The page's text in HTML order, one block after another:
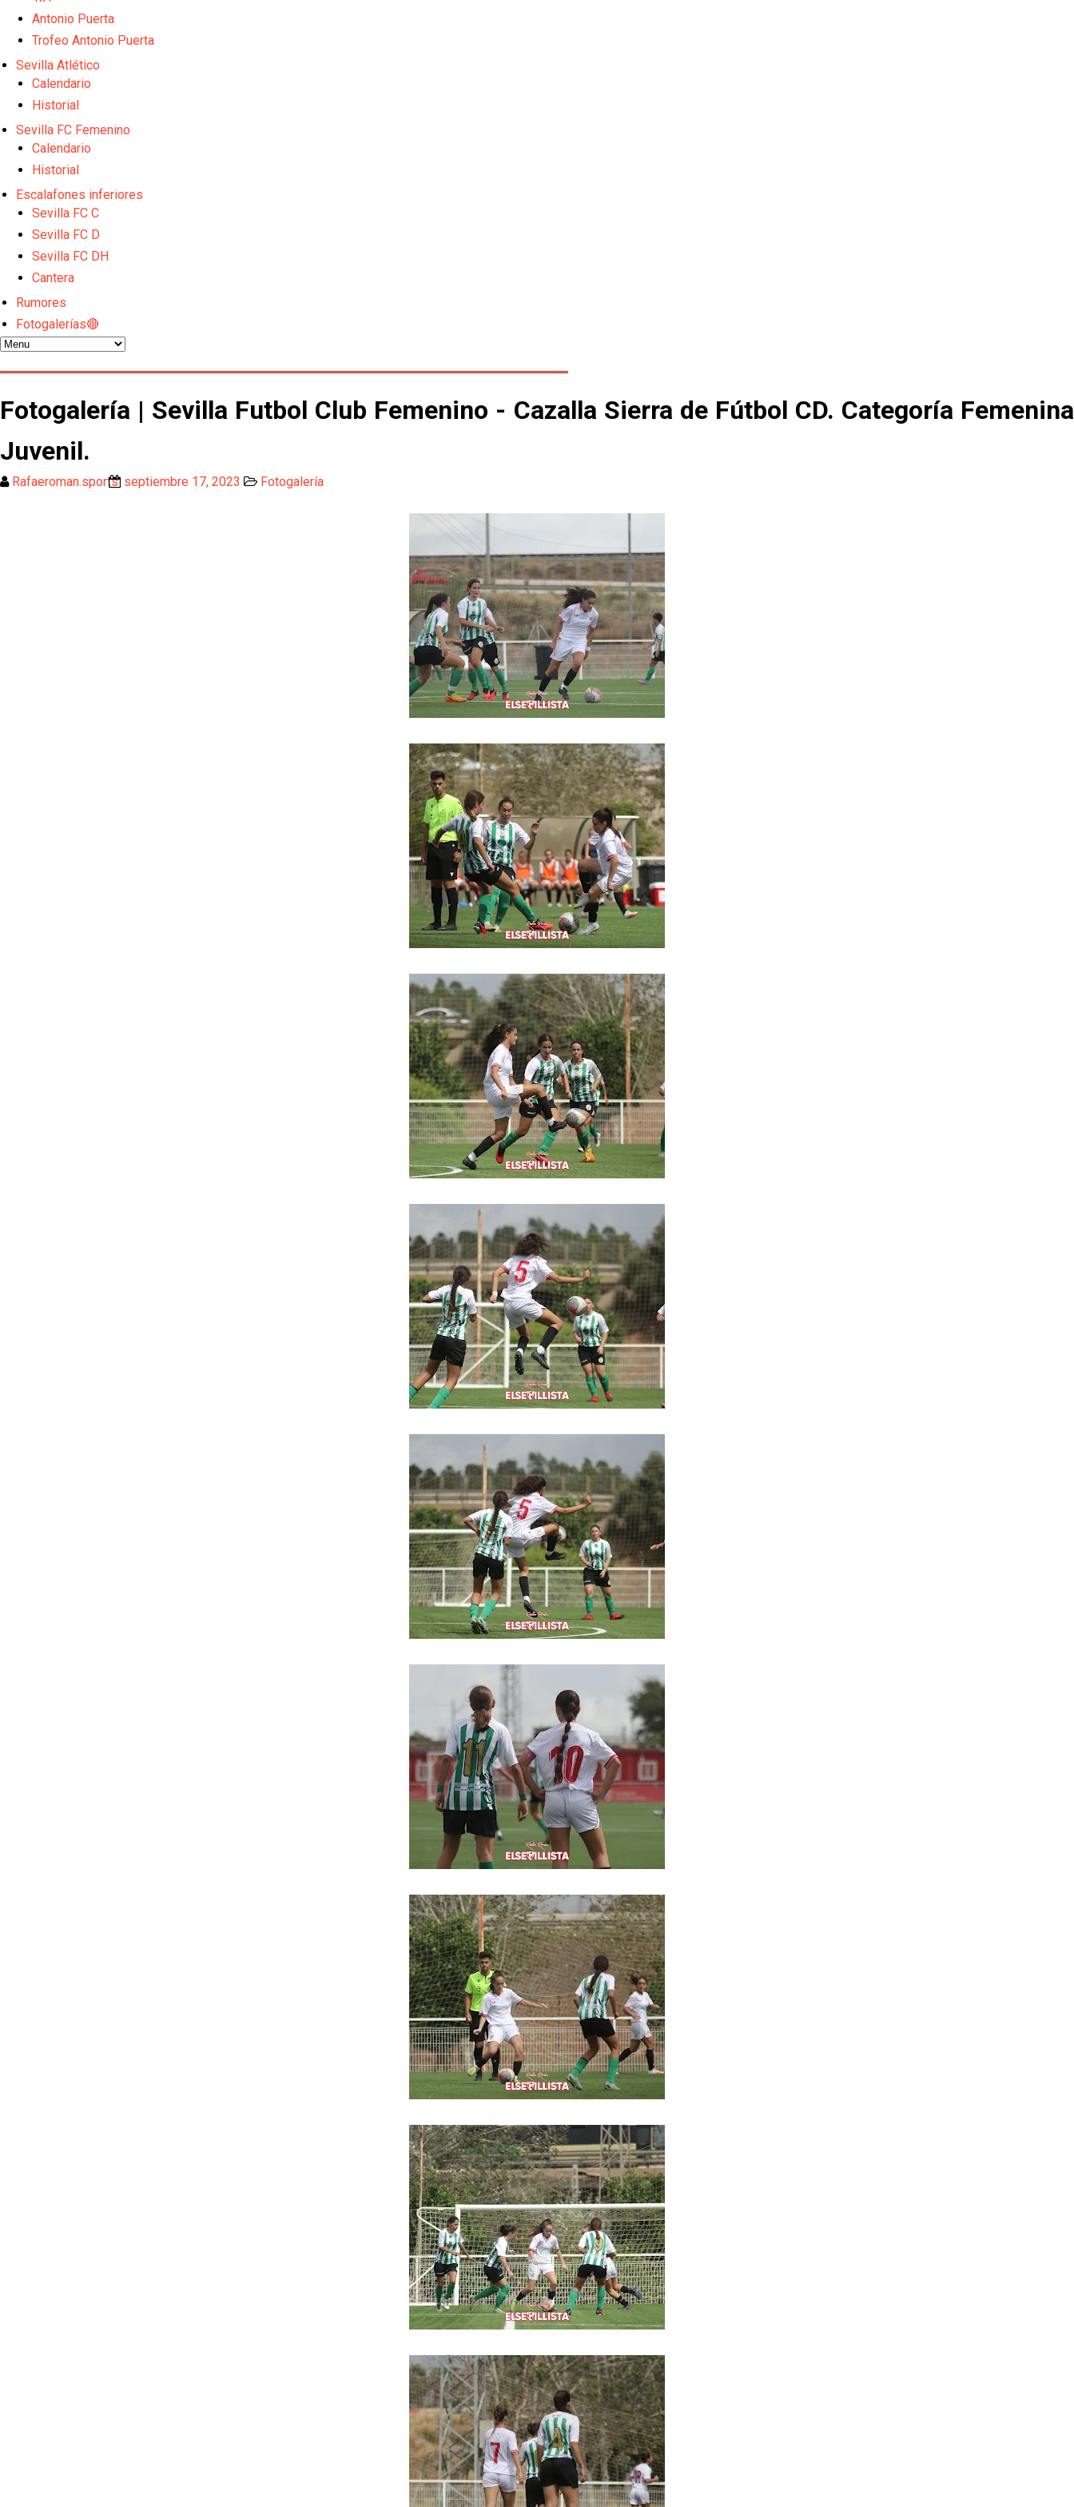
El Sevilla Juvenil A última detalles en Canarias para su debut en la Cantalejo Province Cup
La cita ante el Espanyol a domicilio ya tiene horario
Alberto Flores, muy cerca de convertirse en nuevo jugador del Granada CF
Antonio Puerta
Trofeo Antonio Puerta
Sevilla Atlético
Calendario
Historial
Sevilla FC Femenino
Calendario
Historial
Escalafones inferiores
Sevilla FC C
Sevilla FC D
Sevilla FC DH
Cantera
Rumores
Fotogalerías🔴
Fotogalería | Sevilla Futbol Club Femenino - Cazalla Sierra de Fútbol CD. Categoría Femenina
Juvenil.
Rafaeroman.sports septiembre 17, 2023 Fotogalería